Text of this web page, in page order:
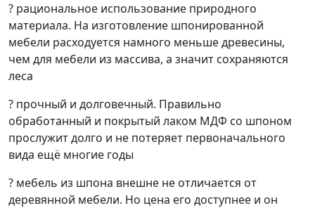
? рациональное использование природного
материала. На изготовление шпонированной
мебели расходуется намного меньше древесины,
чем для мебели из массива, а значит сохраняются
леса
? прочный и долговечный. Правильно
обработанный и покрытый лаком МДФ со шпоном
прослужит долго и не потеряет первоначального
вида ещё многие годы
? мебель из шпона внешне не отличается от
деревянной мебели. Но цена его доступнее и он